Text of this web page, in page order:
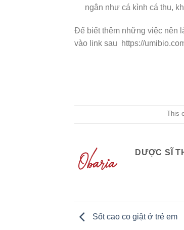
ngân như cá kình cá thu,
Để biết thêm những việc nên
vào link sau https://
This
DƯỢC SĨ
Sốt cao co giật ở trẻ em